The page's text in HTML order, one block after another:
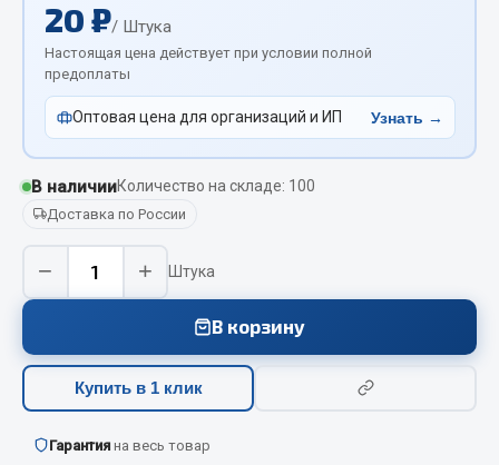
Автономные воздушные отопители
Жидкостные подогреватели
Отопители салона
Подогреватели тосола
Весь раздел
Аксессуары автомобильные
Аптечки и знаки автомобильные
Брызговики
Вентиляторы кабины
20 ₽/ Штука
Настоящая цена действует при условии полной
предоплаты
Оптовая цена для организаций и ИП Узнать →
В наличииКоличество на складе: 100
Доставка по России
− + Штука
В корзину
Купить в 1 клик
Гарантия на весь товар